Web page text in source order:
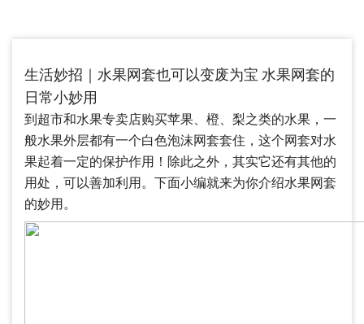
生活妙招｜水果网套也可以变废为宝 水果网套的
日常小妙用
到超市和水果专卖店购买苹果、橙、梨之类的水果，一
般水果外层都有一个白色泡沫网套套住，这个网套对水
果起着一定的保护作用！除此之外，其实它还有其他的
用处，可以善加利用。下面小编就来为你介绍水果网套
的妙用。